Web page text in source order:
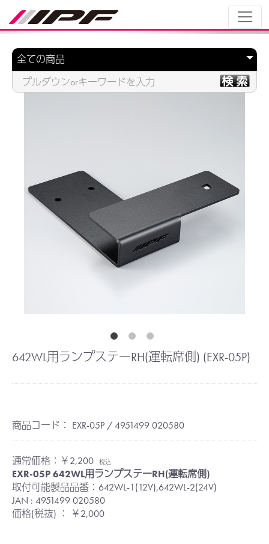
642WL用ランプステーRH(運転席側) (EXR-05P)
商品コード： EXR-05P / 4951499 020580
通常価格：￥2,200 税込
EXR-05P 642WL用ランプステーRH(運転席側)
取付可能製品品番：642WL-1(12V),642WL-2(24V)
JAN : 4951499 020580
価格(税抜) ： ￥2,000